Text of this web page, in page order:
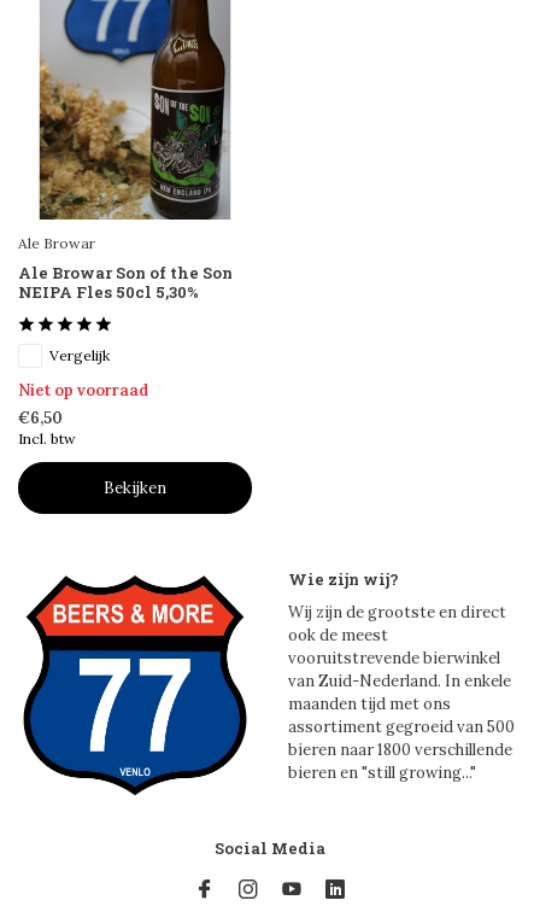
Ale Browar
Ale Browar Son of the Son
NEIPA Fles 50cl 5,30%
Vergelijk
Niet op voorraad
€6,50
Incl. btw
Bekijken
Wie zijn wij?
Wij zijn de grootste en direct
ook de meest
vooruitstrevende bierwinkel
van Zuid-Nederland. In enkele
maanden tijd met ons
assortiment gegroeid van 500
bieren naar 1800 verschillende
bieren en "still growing..."
Social Media